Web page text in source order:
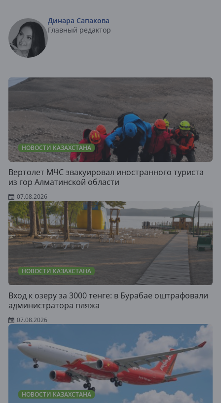
Динара Сапакова
Главный редактор
НОВОСТИ КАЗАХСТАНА
Вертолет МЧС эвакуировал иностранного туриста
из гор Алматинской области
07.08.2026
НОВОСТИ КАЗАХСТАНА
Вход к озеру за 3000 тенге: в Бурабае оштрафовали
администратора пляжа
07.08.2026
НОВОСТИ КАЗАХСТАНА